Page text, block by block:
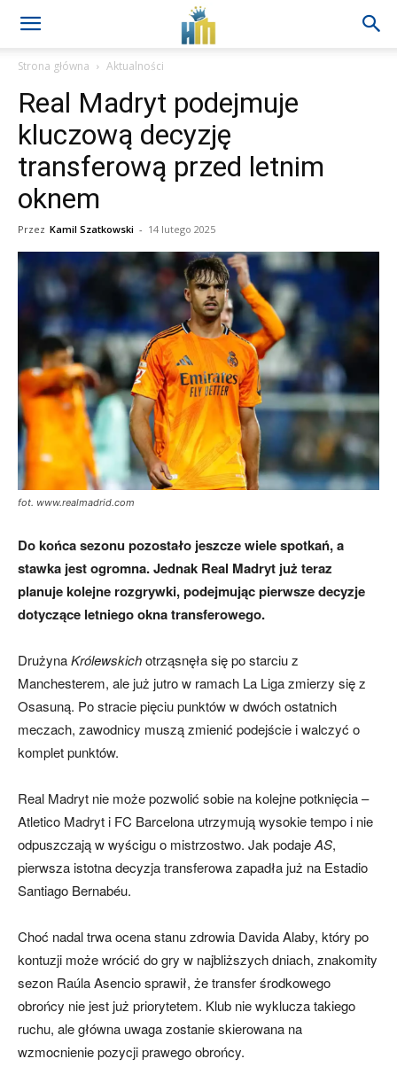
Strona główna Aktualności
Real Madryt podejmuje
kluczową decyzję
transferową przed letnim
oknem
Przez Kamil Szatkowski - 14 lutego 2025
fot. www.realmadrid.com
Do końca sezonu pozostało jeszcze wiele spotkań, a
stawka jest ogromna. Jednak Real Madryt już teraz
planuje kolejne rozgrywki, podejmując pierwsze decyzje
dotyczące letniego okna transferowego.
DrużynaKrólewskichotrząsnęła się po starciu z
Manchesterem, ale już jutro w ramach La Liga zmierzy się z
Osasuną. Po stracie pięciu punktów w dwóch ostatnich
meczach, zawodnicy muszą zmienić podejście i walczyć o
komplet punktów.
Real Madryt nie może pozwolić sobie na kolejne potknięcia –
Atletico Madryt i FC Barcelona utrzymują wysokie tempo i nie
odpuszczają w wyścigu o mistrzostwo. Jak podajeAS,
pierwsza istotna decyzja transferowa zapadła już na Estadio
Santiago Bernabéu.
Choć nadal trwa ocena stanu zdrowia Davida Alaby, który po
kontuzji może wrócić do gry w najbliższych dniach, znakomity
sezon Raúla Asencio sprawił, że transfer środkowego
obrońcy nie jest już priorytetem. Klub nie wyklucza takiego
ruchu, ale główna uwaga zostanie skierowana na
wzmocnienie pozycji prawego obrońcy.